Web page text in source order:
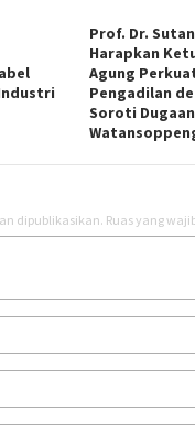
Prof. Dr.
Harapkan
Agung
Pengadilan
Soroti
dipublikasikan. Ruas yang